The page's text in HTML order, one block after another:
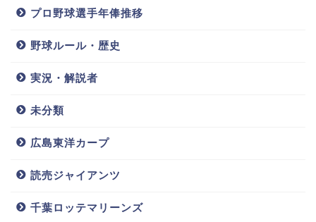
プロ野球選手年俸推移
野球ルール・歴史
実況・解説者
未分類
広島東洋カープ
読売ジャイアンツ
千葉ロッテマリーンズ